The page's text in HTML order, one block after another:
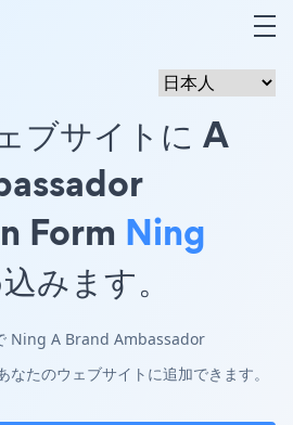
ブサイトに A
Form Ning
みます。
Ning A Brand Ambassador
たのウェブサイトに追加できます。